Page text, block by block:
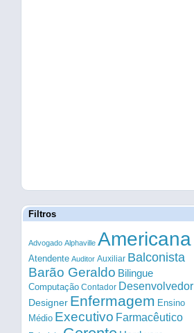
Filtros
Advogado Alphaville Americana
Atendente Auditor Auxiliar Balconista
Barão Geraldo Bilingue
Computação Contador Desenvolvedor
Designer Enfermagem Ensino
Médio Executivo Farmacêutico